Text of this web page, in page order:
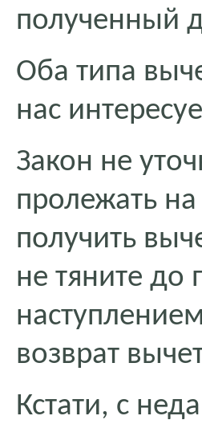
полученный
Оба типа
нас
Закон не
пролежать
получить
не тяните до
возврат
Кстати, с